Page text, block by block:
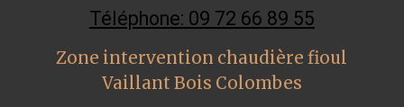
Téléphone: 09 72 66 89 55
Zone intervention chaudière fioul
Vaillant Bois Colombes